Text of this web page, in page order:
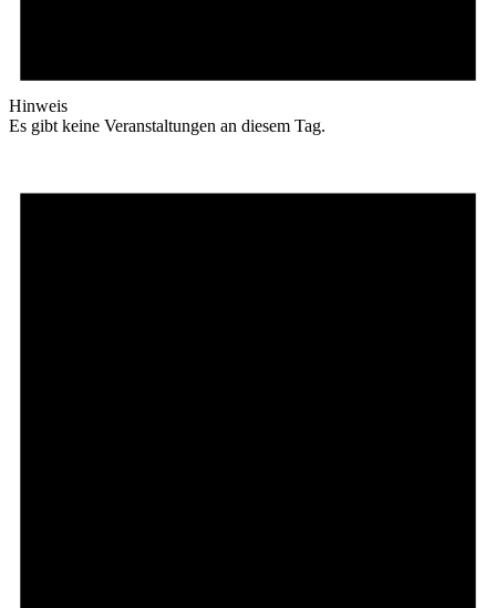
Hinweis
Es gibt keine Veranstaltungen an diesem Tag.